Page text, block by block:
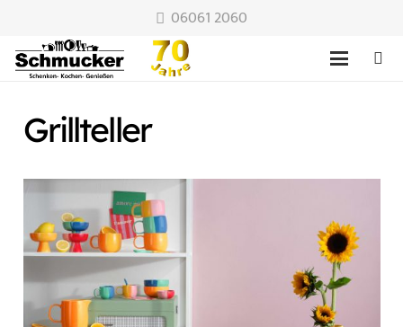
06061 2060
Grillteller